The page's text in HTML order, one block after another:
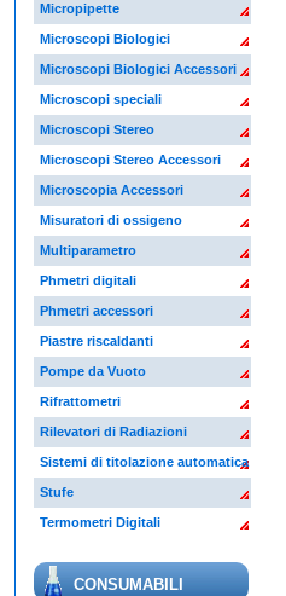
Micropipette
Microscopi Biologici
Microscopi Biologici Accessori
Microscopi speciali
Microscopi Stereo
Microscopi Stereo Accessori
Microscopia Accessori
Misuratori di ossigeno
Multiparametro
Phmetri digitali
Phmetri accessori
Piastre riscaldanti
Pompe da Vuoto
Rifrattometri
Rilevatori di Radiazioni
Sistemi di titolazione automatica
Stufe
Termometri Digitali
CONSUMABILI